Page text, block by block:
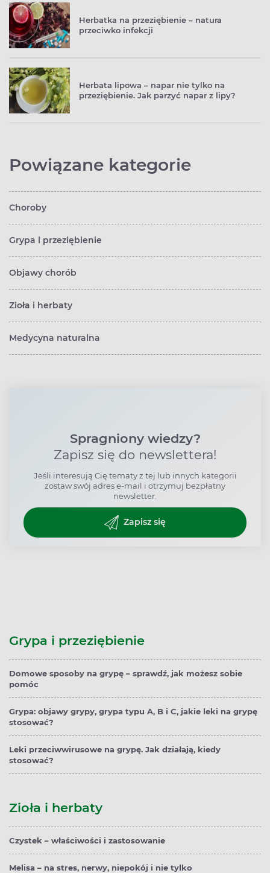
Herbatka na przeziębienie – natura
przeciwko infekcji
Herbata lipowa – napar nie tylko na
przeziębienie. Jak parzyć napar z lipy?
Powiązane kategorie
Choroby
Grypa i przeziębienie
Objawy chorób
Zioła i herbaty
Medycyna naturalna
Spragniony wiedzy?
Zapisz się do newslettera!
Jeśli interesują Cię tematy z tej lub innych kategorii
zostaw swój adres e-mail i otrzymuj bezpłatny
newsletter.
Zapisz się
Grypa i przeziębienie
Domowe sposoby na grypę – sprawdź, jak możesz sobie
pomóc
Grypa: objawy grypy, grypa typu A, B i C, jakie leki na grypę
stosować?
Leki przeciwwirusowe na grypę. Jak działają, kiedy
stosować?
Zioła i herbaty
Czystek – właściwości i zastosowanie
Melisa – na stres, nerwy, niepokój i nie tylko